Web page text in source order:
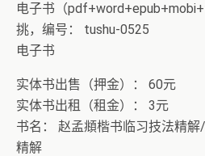
电子书（
挑，编号： tushu-0525
电子书
实体书出售（押金）： 60元
实体书出租（租金）： 3元
书名： 赵孟頫楷书临习技法精
精解